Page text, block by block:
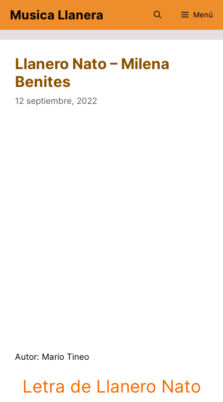
contenido
Musica Llanera Menú
Llanero Nato – Milena
Benites
12 septiembre, 2022
Autor: Mario Tineo
Letra de Llanero Nato